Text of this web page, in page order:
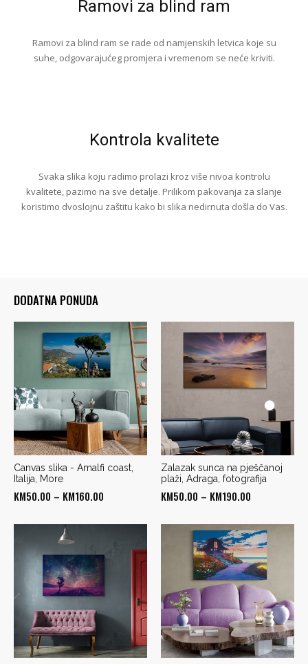
Ramovi za blind ram
Ramovi za blind ram se rade od namjenskih letvica koje su
suhe, odgovarajućeg promjera i vremenom se neće kriviti.
Kontrola kvalitete
Svaka slika koju radimo prolazi kroz više nivoa kontrolu
kvalitete, pazimo na sve detalje. Prilikom pakovanja za slanje
koristimo dvoslojnu zaštitu kako bi slika nedirnuta došla do Vas.
DODATNA PONUDA
Canvas slika - Amalfi coast,
Italija, More
KM50.00 – KM160.00
through
KM160.00
Zalazak sunca na pješčanoj
plaži, Adraga, fotografija
KM50.00 – KM190.00
KM50.00
through
KM190.00